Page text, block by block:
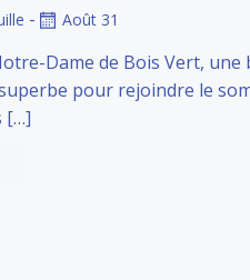
- Août 31
Dame de Bois Vert, une
pour rejoindre le
[…]